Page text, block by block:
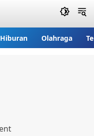
Hiburan Olahraga